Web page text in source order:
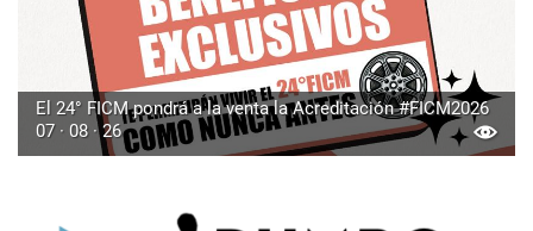
El 24° FICM pondrá a la venta la Acreditación #FICM2026
07 · 08 · 26